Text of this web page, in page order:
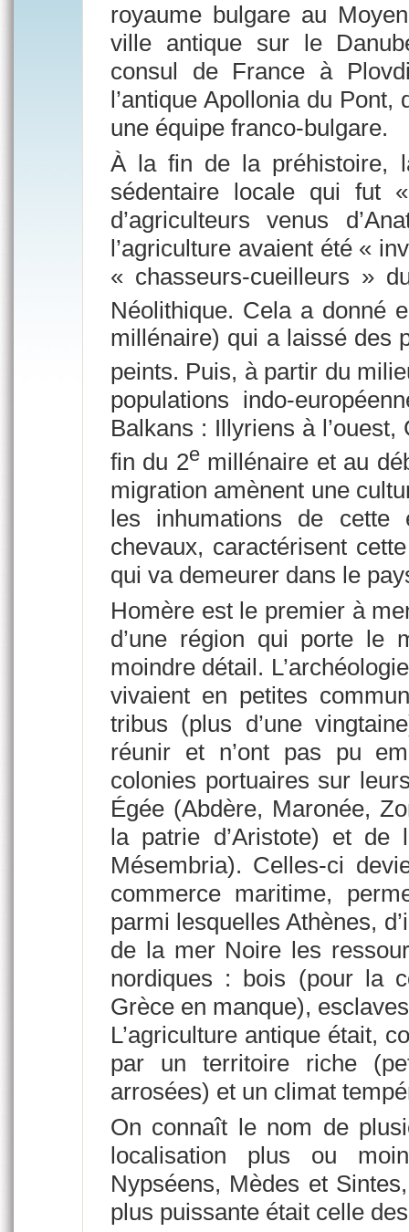
royaume bulgare au
ville antique sur le
consul de France à
l’antique Apollonia du
une équipe franco-bulgare.
À la fin de la préhistoire,
sédentaire locale qui fut
d’agriculteurs venus
l’agriculture avaient été «
« chasseurs-cueilleurs »
Néolithique. Cela a donné
millénaire) qui a laissé des
peints. Puis, à partir du
populations indo-
Balkans : Illyriens à
fin du 2e millénaire et au
migration amènent une
les inhumations de
chevaux, caractérisent
qui va demeurer dans le
Homère est le premier à
d’une région qui porte le
moindre détail.
vivaient en petites
tribus (plus d’une
réunir et n’ont pas pu
colonies portuaires sur
Égée (Abdère, Maronée,
la patrie d’Aristote) et
Mésembria). Celles-ci
commerce maritime,
parmi lesquelles Athènes,
de la mer Noire les
nordiques : bois (pour la
Grèce en manque),
L’agriculture antique était,
par un territoire riche
arrosées) et un climat
On connaît le nom de
localisation plus ou
Nypséens, Mèdes et
plus puissante était celle